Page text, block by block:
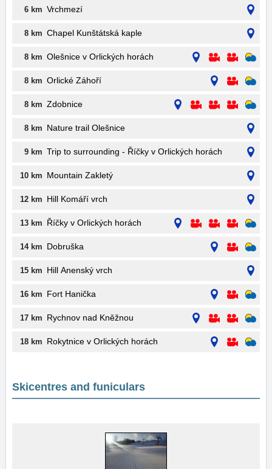
6 km Vrchmezí
8 km Chapel Kunštátská kaple
8 km Olešnice v Orlických horách
8 km Orlické Záhoří
8 km Zdobnice
8 km Nature trail Olešnice
9 km Trip to surrounding - Říčky v Orlických horách
10 km Mountain Zakletý
12 km Hill Komáří vrch
13 km Říčky v Orlických horách
14 km Dobruška
15 km Hill Anenský vrch
16 km Fort Hanička
17 km Rychnov nad Kněžnou
18 km Rokytnice v Orlických horách
Skicentres and funiculars